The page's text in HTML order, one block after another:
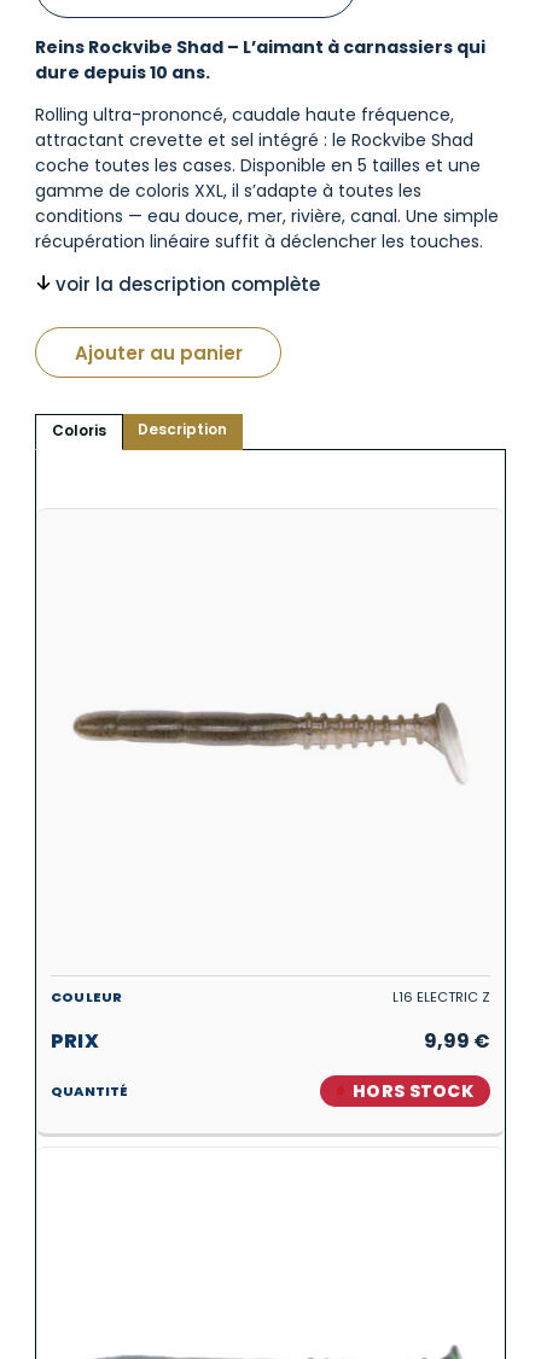
Reins Rockvibe Shad – L’aimant à carnassiers qui
dure depuis 10 ans.
Rolling ultra-prononcé, caudale haute fréquence,
attractant crevette et sel intégré : le Rockvibe Shad
coche toutes les cases. Disponible en 5 tailles et une
gamme de coloris XXL, il s’adapte à toutes les
conditions — eau douce, mer, rivière, canal. Une simple
récupération linéaire suffit à déclencher les touches.
voir la description complète
Ajouter au panier
Coloris Description
L16 ELECTRIC Z
9,99 €
HORS STOCK